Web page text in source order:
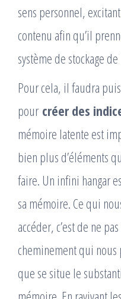
sens personnel,
contenu afin qu’il
système de stockage
Pour cela, il faudra
pour créer des
mémoire latente est
bien plus d’éléments
faire. Un infini hangar
sa mémoire. Ce qui
accéder, c’est de ne
cheminement qui nous
que se situe le